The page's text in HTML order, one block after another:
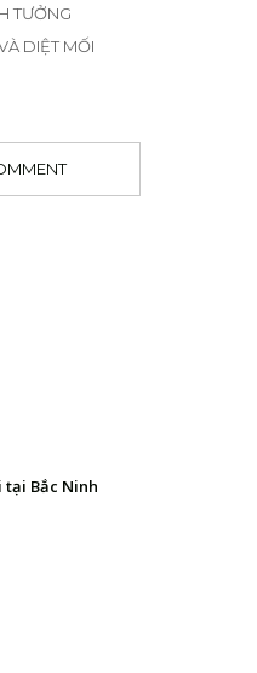
TƯỞNG
DIỆT MỐI
tại Bắc Ninh